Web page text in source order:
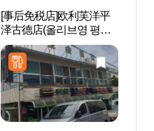
[事后免税店]欧利芙洋平
泽古德店(올리브영 평택
고덕점)